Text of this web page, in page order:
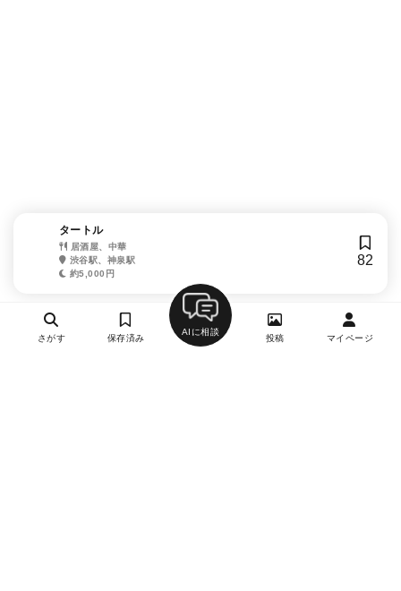
タートル
居酒屋、中華
渋谷駅、神泉駅
約5,000円
82
さがす 保存済み
AIに相談
投稿 マイページ